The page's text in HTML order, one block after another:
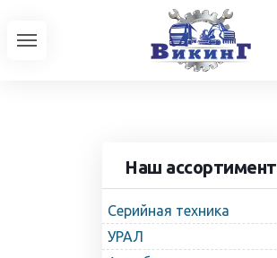
Наш ассортимент
Серийная техника
УРАЛ